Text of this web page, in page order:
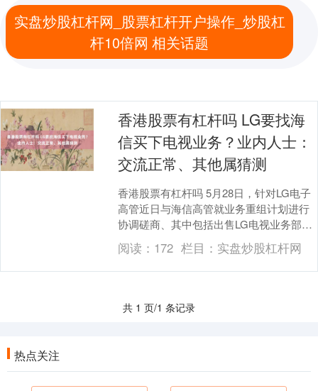
实盘炒股杠杆网_股票杠杆开户操作_炒股杠
杆10倍网 相关话题
香港股票有杠杆吗 LG要找海
信买下电视业务？业内人士：
交流正常、其他属猜测
香港股票有杠杆吗 5月28日，针对LG电子
高管近日与海信高管就业务重组计划进行
协调磋商、其中包括出售LG电视业务部门
可能性的传闻，一位接近海信的业内人士
向第一财....
阅读： 172 栏目： 实盘炒股杠杆网
共 1 页/1 条记录
热点关注